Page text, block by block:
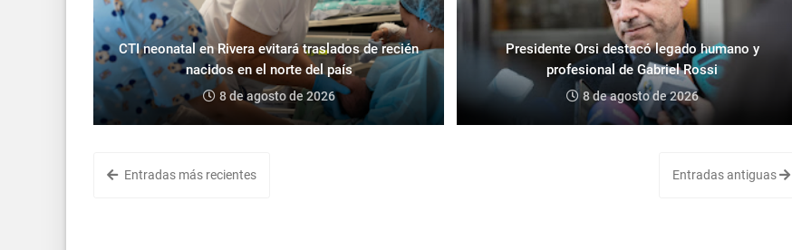
CTI neonatal en Rivera evitará traslados de recién
nacidos en el norte del país
8 de agosto de 2026
Presidente Orsi destacó legado humano y
profesional de Gabriel Rossi
8 de agosto de 2026
Entradas más recientes Entradas antiguas